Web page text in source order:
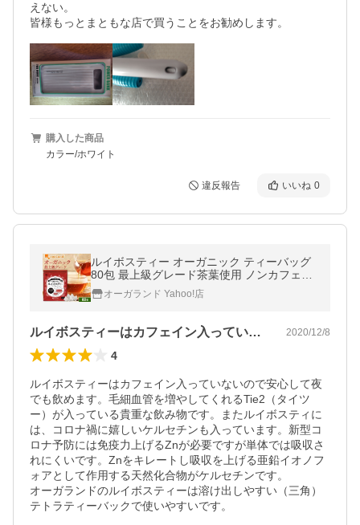
えない。
購入した商品
カラー/ホワイト
違反報告 いいね 0
ルイボスティー オーガニック ティーバッグ
80包 最上級グレード茶葉使用 ノンカフェイ
ン ミネラル 水出し 有機JAS
オーガランド Yahoo!店
ルイボスティーはカフェイン入っていない… 2020/12/8
4
ルイボスティーはカフェイン入っていないので安心して夜
でも飲めます。毛細血管を増やしてくれるTie2（タイツ
ー）が入っている貴重な飲み物です。またルイボスティに
は、コロナ禍に嬉しいケルセチンも入っています。新型コ
ロナ予防には免疫力上げるZnが必要ですが単体では吸収さ
れにくいです。Znをキレートし吸収を上げる亜鉛イオノフ
ォアとして作用する天然化合物がケルセチンです。
オーガランドのルイボスティーは溶け出しやすい（三角）
テトラティーバックで使いやすいです。